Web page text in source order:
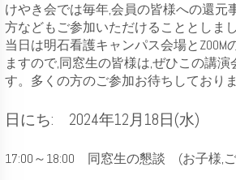
けやき会では毎年,会員の皆様への還
方などもご参加いただけることとしま
当日は明石看護キャンパス会場と
ますので,同窓生の皆様は,ぜひこの講
す。多くの方のご参加お待ちしており
日にち: 2024年12月18日(水)
17:00～18:00 同窓生の懇談 (お子様,